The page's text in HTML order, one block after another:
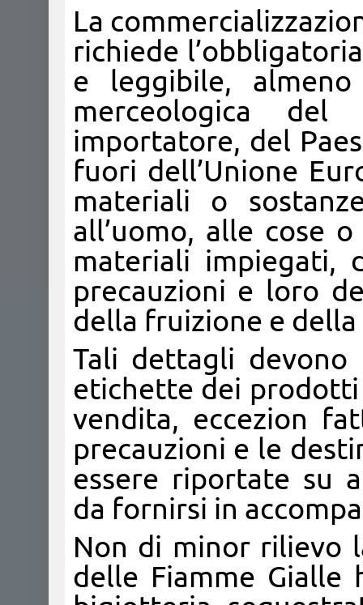
La
richiede
e leggibile,
merceologica
importatore, del
fuori dell’Unione
materiali o
all’uomo, alle cose
materiali impiegati,
precauzioni e loro
della fruizione e
Tali dettagli
etichette dei
vendita, eccezion
precauzioni e le
essere riportate su
da fornirsi in
Non di minor rilievo
delle Fiamme Gialle